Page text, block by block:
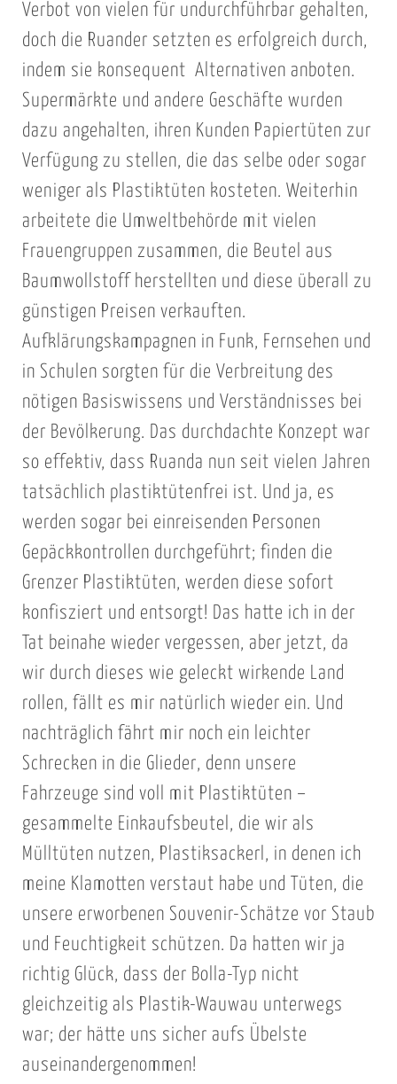
Verbot von vielen für undurchführbar gehalten,
doch die Ruander setzten es erfolgreich durch,
indem sie konsequent Alternativen anboten.
Supermärkte und andere Geschäfte wurden
dazu angehalten, ihren Kunden Papiertüten zur
Verfügung zu stellen, die das selbe oder sogar
weniger als Plastiktüten kosteten. Weiterhin
arbeitete die Umweltbehörde mit vielen
Frauengruppen zusammen, die Beutel aus
Baumwollstoff herstellten und diese überall zu
günstigen Preisen verkauften.
Aufklärungskampagnen in Funk, Fernsehen und
in Schulen sorgten für die Verbreitung des
nötigen Basiswissens und Verständnisses bei
der Bevölkerung. Das durchdachte Konzept war
so effektiv, dass Ruanda nun seit vielen Jahren
tatsächlich plastiktütenfrei ist. Und ja, es
werden sogar bei einreisenden Personen
Gepäckkontrollen durchgeführt; finden die
Grenzer Plastiktüten, werden diese sofort
konfisziert und entsorgt! Das hatte ich in der
Tat beinahe wieder vergessen, aber jetzt, da
wir durch dieses wie geleckt wirkende Land
rollen, fällt es mir natürlich wieder ein. Und
nachträglich fährt mir noch ein leichter
Schrecken in die Glieder, denn unsere
Fahrzeuge sind voll mit Plastiktüten –
gesammelte Einkaufsbeutel, die wir als
Mülltüten nutzen, Plastiksackerl, in denen ich
meine Klamotten verstaut habe und Tüten, die
unsere erworbenen Souvenir-Schätze vor Staub
und Feuchtigkeit schützen. Da hatten wir ja
richtig Glück, dass der Bolla-Typ nicht
gleichzeitig als Plastik-Wauwau unterwegs
war; der hätte uns sicher aufs Übelste
auseinandergenommen!